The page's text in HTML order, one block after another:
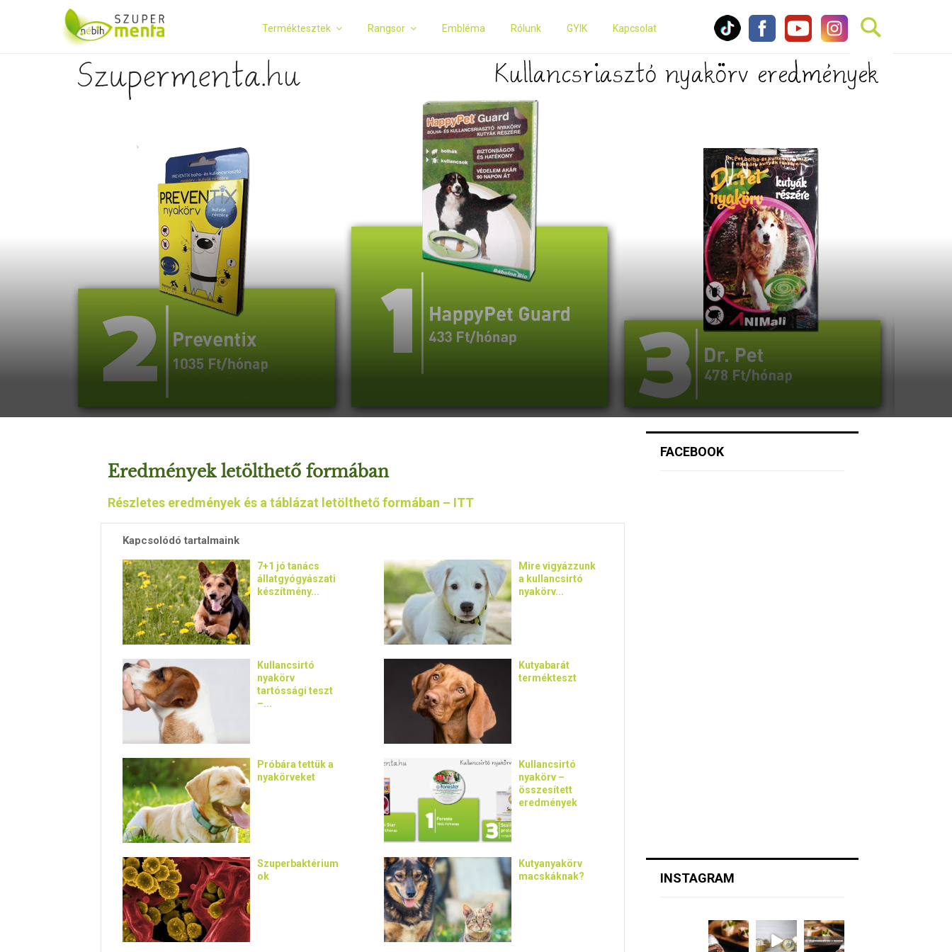
Terméktesztek Rangsor Embléma Rólunk GYIK Kapcsolat
Eredmények letölthető formában
Részletes eredmények és a táblázat letölthető formában – ITT
Kapcsolódó tartalmaink
7+1 jó tanács
állatgyógyászati
készítmény...
Kullancsirtó
nyakörv
tartóssági teszt
–...
Próbára tettük a
nyakörveket
Szuperbaktérium
ok
Mire vigyázzunk
a kullancsirtó
nyakörv...
Kutyabarát
termékteszt
Kullancsirtó
nyakörv –
összesített
eredmények
Kutyanyakörv
macskáknak?
FACEBOOK
INSTAGRAM